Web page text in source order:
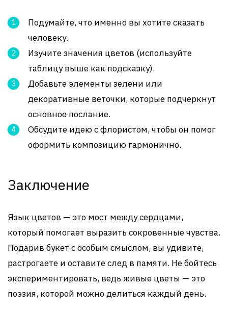
Подумайте, что именно вы хотите сказать
человеку.
Изучите значения цветов (используйте
таблицу выше как подсказку).
Добавьте элементы зелени или
декоративные веточки, которые подчеркнут
основное послание.
Обсудите идею с флористом, чтобы он помог
оформить композицию гармонично.
Заключение
Язык цветов — это мост между сердцами,
который помогает выразить сокровенные чувства.
Подарив букет с особым смыслом, вы удивите,
растрогаете и оставите след в памяти. Не бойтесь
экспериментировать, ведь живые цветы — это
поэзия, которой можно делиться каждый день.